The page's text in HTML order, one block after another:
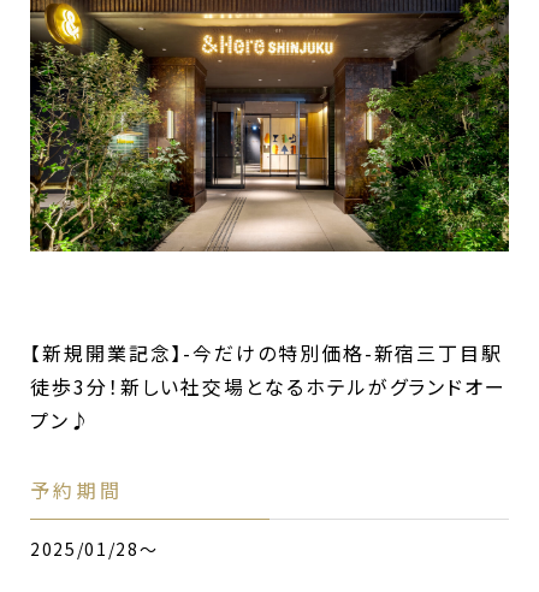
【新規開業記念】-今だけの特別価格-新宿三丁目駅
徒歩3分！新しい社交場となるホテルがグランドオー
プン♪
予約期間
2025/01/28～